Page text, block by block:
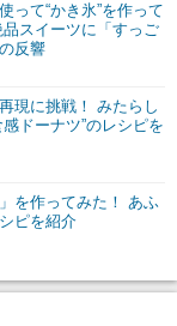
って“かき氷”を作って
スイーツに「すっご
反響
現に挑戦！ みたらし
ドーナツ”のレシピを
を作ってみた！ あふ
ピを紹介